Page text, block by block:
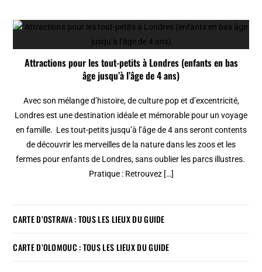
Attractions pour les tout-petits à Londres (enfants en bas
âge jusqu’à l’âge de 4 ans)
Avec son mélange d’histoire, de culture pop et d’excentricité,
Londres est une destination idéale et mémorable pour un voyage
en famille. Les tout-petits jusqu’à l’âge de 4 ans seront contents
de découvrir les merveilles de la nature dans les zoos et les
fermes pour enfants de Londres, sans oublier les parcs illustres.
Pratique : Retrouvez […]
CARTE D’OSTRAVA : TOUS LES LIEUX DU GUIDE
CARTE D’OLOMOUC : TOUS LES LIEUX DU GUIDE